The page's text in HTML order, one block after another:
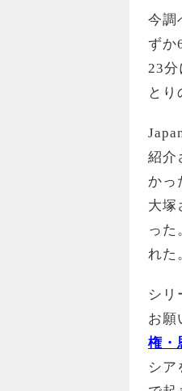
今調
ずか
23分
とり
紹介
かっ
大塚
った
れた
シリ
お願
権・
シア